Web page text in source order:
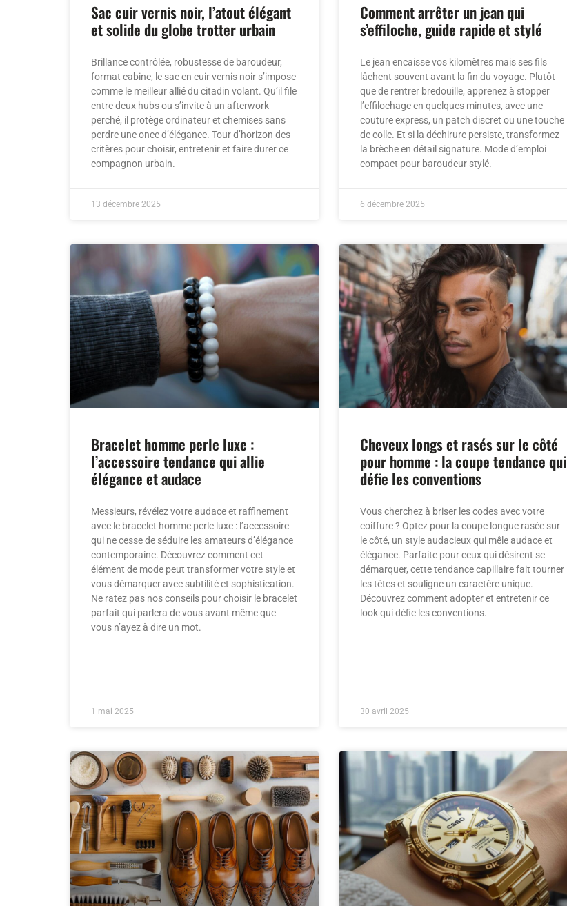
Sac cuir vernis noir, l’atout élégant
et solide du globe trotter urbain
Brillance contrôlée, robustesse de baroudeur,
format cabine, le sac en cuir vernis noir s’impose
comme le meilleur allié du citadin volant. Qu’il file
entre deux hubs ou s’invite à un afterwork
perché, il protège ordinateur et chemises sans
perdre une once d’élégance. Tour d’horizon des
critères pour choisir, entretenir et faire durer ce
compagnon urbain.
13 décembre 2025
Comment arrêter un jean qui
s’effiloche, guide rapide et stylé
Le jean encaisse vos kilomètres mais ses fils
lâchent souvent avant la fin du voyage. Plutôt
que de rentrer bredouille, apprenez à stopper
l’effilochage en quelques minutes, avec une
couture express, un patch discret ou une touche
de colle. Et si la déchirure persiste, transformez
la brèche en détail signature. Mode d’emploi
compact pour baroudeur stylé.
6 décembre 2025
Bracelet homme perle luxe :
l’accessoire tendance qui allie
élégance et audace
Messieurs, révélez votre audace et raffinement
avec le bracelet homme perle luxe : l’accessoire
qui ne cesse de séduire les amateurs d’élégance
contemporaine. Découvrez comment cet
élément de mode peut transformer votre style et
vous démarquer avec subtilité et sophistication.
Ne ratez pas nos conseils pour choisir le bracelet
parfait qui parlera de vous avant même que
vous n’ayez à dire un mot.
1 mai 2025
Cheveux longs et rasés sur le côté
pour homme : la coupe tendance qui
défie les conventions
Vous cherchez à briser les codes avec votre
coiffure ? Optez pour la coupe longue rasée sur
le côté, un style audacieux qui mêle audace et
élégance. Parfaite pour ceux qui désirent se
démarquer, cette tendance capillaire fait tourner
les têtes et souligne un caractère unique.
Découvrez comment adopter et entretenir ce
look qui défie les conventions.
30 avril 2025